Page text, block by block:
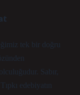
tek bir doğru
Sabır,
edebiyatın